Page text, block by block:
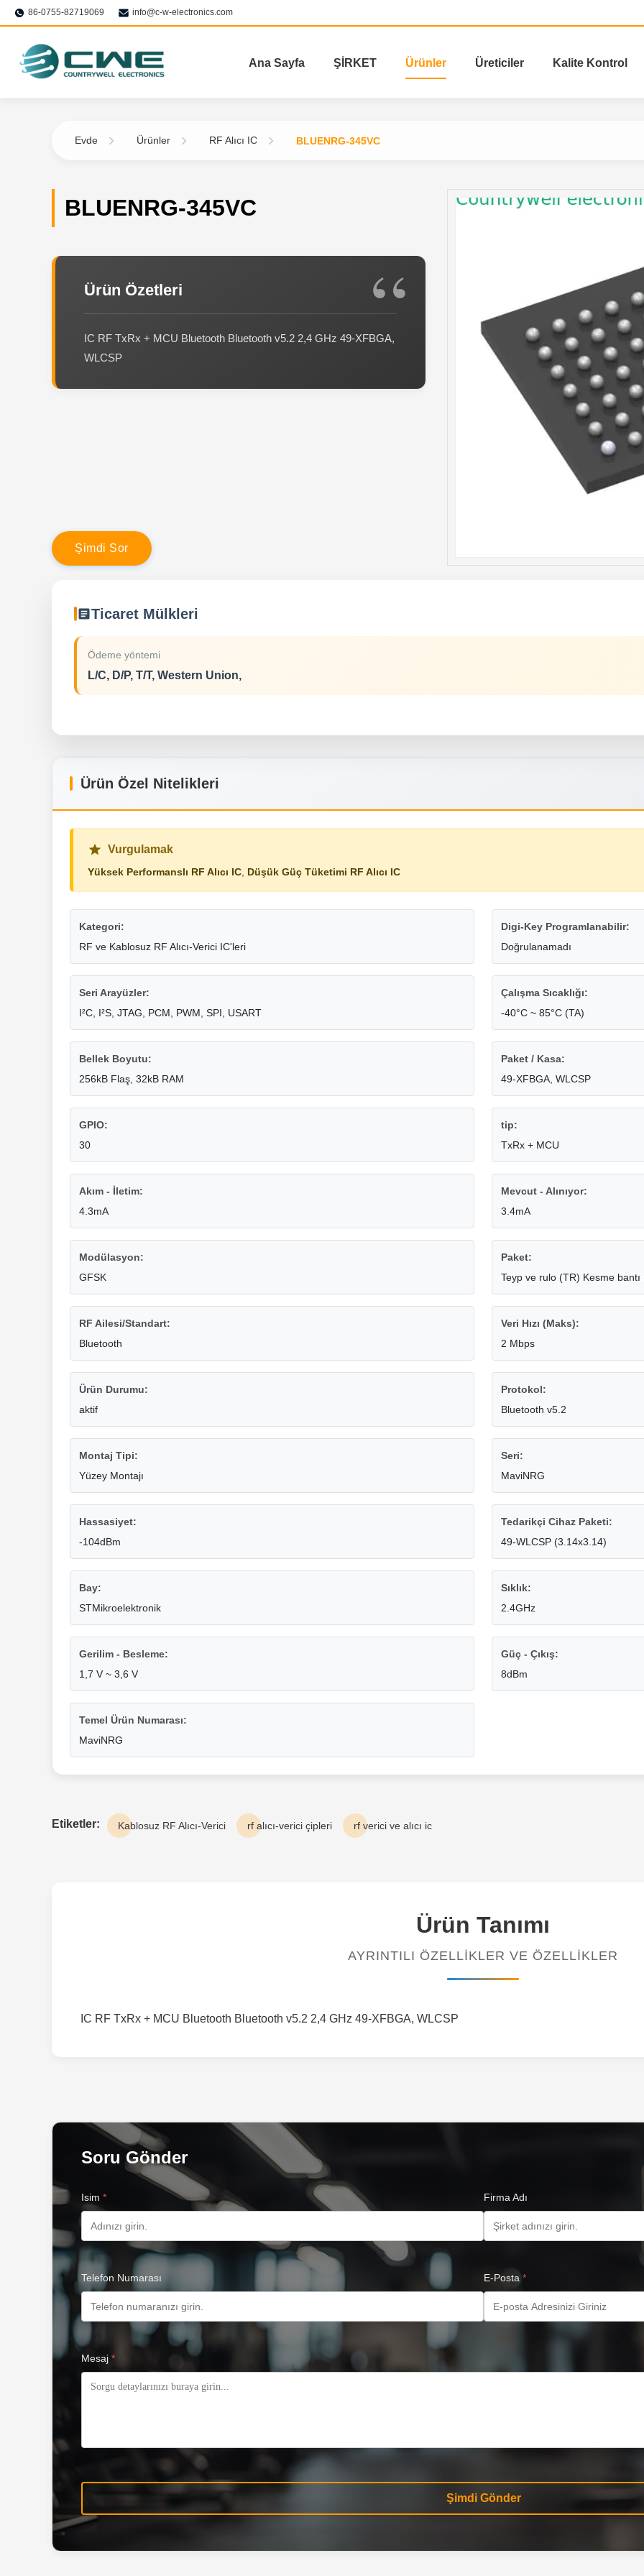
86-0755-82719069 info@c-w-electronics.com
Ana Sayfa ŞİRKET Ürünler Üreticiler Kalite Kontrol
Evde Ürünler RF Alıcı IC BLUENRG-345VC
BLUENRG-345VC
Ürün Özetleri
IC RF TxRx + MCU Bluetooth Bluetooth v5.2 2,4 GHz 49-XFBGA,
WLCSP
Şimdi Sor
Ticaret Mülkleri
Ödeme yöntemi
L/C, D/P, T/T, Western Union,
Ürün Özel Nitelikleri
Vurgulamak
Yüksek Performanslı RF Alıcı IC, Düşük Güç Tüketimi RF Alıcı IC
Kategori:
RF ve Kablosuz RF Alıcı-Verici IC'leri
Digi-Key Programlanabilir:
Doğrulanamadı
Seri Arayüzler:
I²C, I²S, JTAG, PCM, PWM, SPI, USART
Çalışma Sıcaklığı:
-40°C ~ 85°C (TA)
Bellek Boyutu:
256kB Flaş, 32kB RAM
Paket / Kasa:
49-XFBGA, WLCSP
GPIO:
30
tip:
TxRx + MCU
Akım - İletim:
4.3mA
Mevcut - Alınıyor:
3.4mA
Modülasyon:
GFSK
Paket:
Teyp ve rulo (TR) Kesme
RF Ailesi/Standart:
Bluetooth
Veri Hızı (Maks):
2 Mbps
Ürün Durumu:
aktif
Protokol:
Bluetooth v5.2
Montaj Tipi:
Yüzey Montajı
Seri:
MaviNRG
Hassasiyet:
-104dBm
Tedarikçi Cihaz Paketi:
49-WLCSP (3.14x3.14)
Bay:
STMikroelektronik
Sıklık:
2.4GHz
Gerilim - Besleme:
1,7 V ~ 3,6 V
Güç - Çıkış:
8dBm
Temel Ürün Numarası:
MaviNRG
Etiketler: Kablosuz RF Alıcı-Verici rf alıcı-verici çipleri rf verici ve alıcı ic
Ürün Tanımı
AYRINTILI ÖZELLIKLER VE ÖZELLIKLER
IC RF TxRx + MCU Bluetooth Bluetooth v5.2 2,4 GHz 49-XFBGA, WLCSP
Soru Gönder
Isim * Firma Adı
Telefon Numarası E-Posta *
Mesaj *
Şimdi Gönder